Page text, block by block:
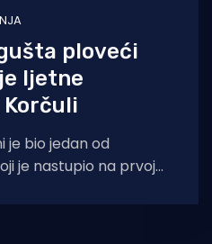
ploveći
ljetne
je bio jedan od
je nastupio na prvoj